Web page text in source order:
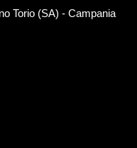
Torio (SA) - Campania